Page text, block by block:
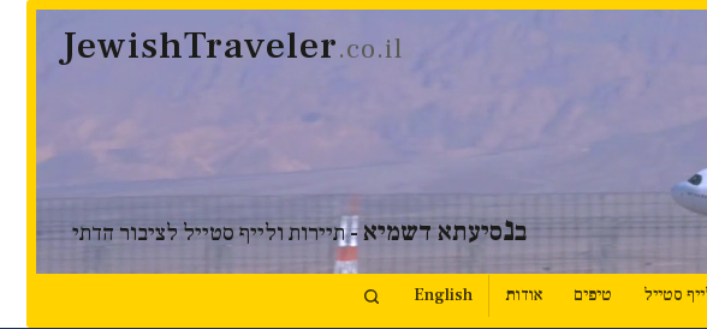
JewishTraveler.co.il
בנסיעתא דשמיא- תיירות ולייף סטייל לציבור הדתי
סטייל טיפים אודות English